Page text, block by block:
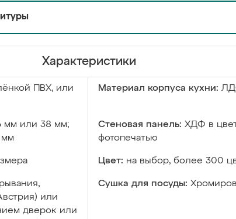
Характеристики
ПВХ, или
Материал корпуса кухни:
мм или 38 мм;
мм
Стеновая панель: ХДФ в
фотопечатью
Цвет: на выбор, более 300
или
дверок или
Сушка для посуды: